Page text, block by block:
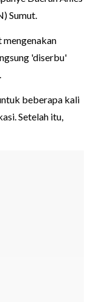
Sumut.
'diserbu'
beberapa kali
Setelah itu,